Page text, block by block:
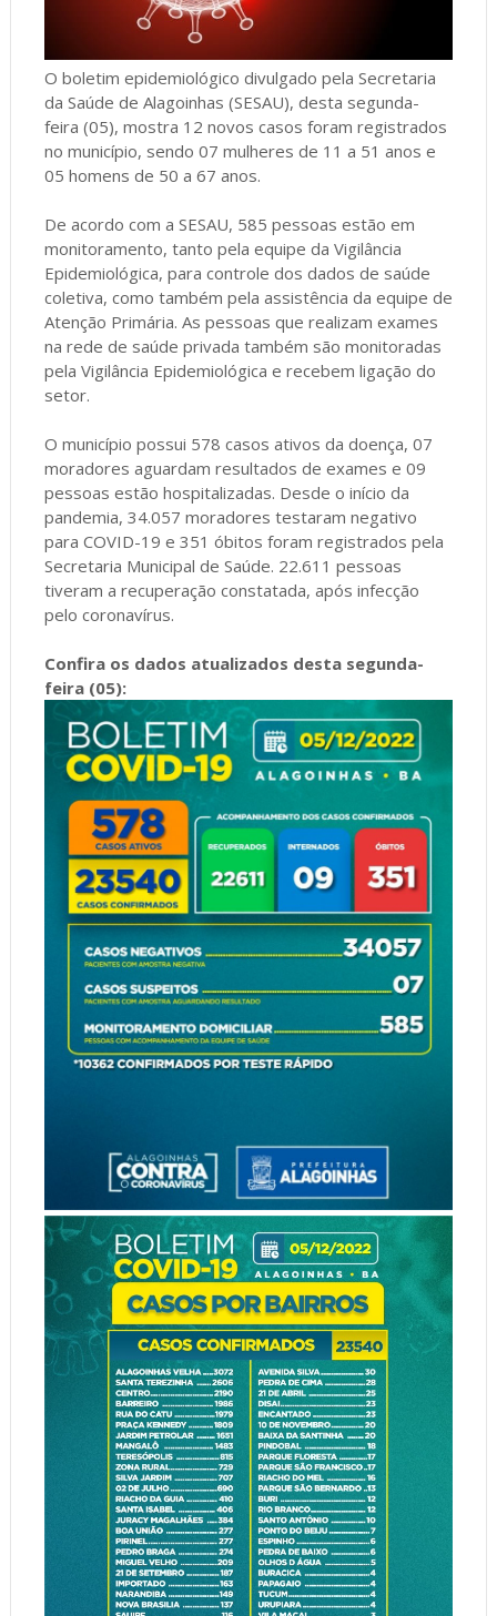
O boletim epidemiológico divulgado pela Secretaria
da Saúde de Alagoinhas (SESAU), desta segunda-
feira (05), mostra 12 novos casos foram registrados
no município, sendo 07 mulheres de 11 a 51 anos e
05 homens de 50 a 67 anos.
De acordo com a SESAU, 585 pessoas estão em
monitoramento, tanto pela equipe da Vigilância
Epidemiológica, para controle dos dados de saúde
coletiva, como também pela assistência da equipe de
Atenção Primária. As pessoas que realizam exames
na rede de saúde privada também são monitoradas
pela Vigilância Epidemiológica e recebem ligação do
setor.
O município possui 578 casos ativos da doença, 07
moradores aguardam resultados de exames e 09
pessoas estão hospitalizadas. Desde o início da
pandemia, 34.057 moradores testaram negativo
para COVID-19 e 351 óbitos foram registrados pela
Secretaria Municipal de Saúde. 22.611 pessoas
tiveram a recuperação constatada, após infecção
pelo coronavírus.
Confira os dados atualizados desta segunda-
feira (05):